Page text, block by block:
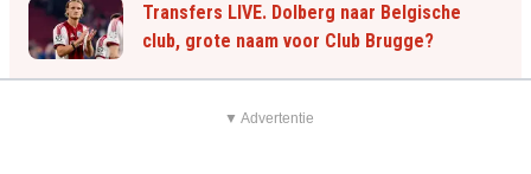
Transfers LIVE. Dolberg naar Belgische
club, grote naam voor Club Brugge?
▼ Advertentie